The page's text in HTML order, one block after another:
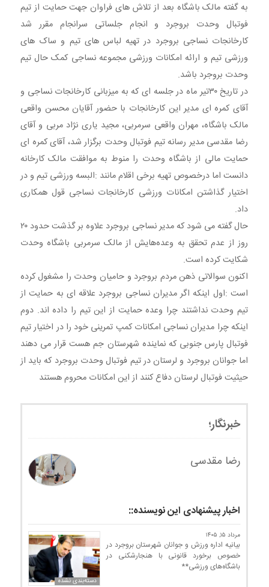
به گفته مالک باشگاه بعد از تلاش های فراوان جهت حمایت از تیم
فوتبال وحدت بروجرد و انجام جلساتی سرانجام مقرر شد
کارخانجات نساجی بروجرد در تهیه لباس های تیم و ساک های
ورزشی تیم و ارائه امکانات ورزشی مجموعه نساجی کمک حال تیم
وحدت بروجرد باشد.
در تاریخ ۳۰تیر ماه در جلسه ای که به میزبانی کارخانجات نساجی و
آقای کمره ای مدیر این کارخانجات با حضور آقایان محسن واقعی
مالک باشگاه، مهران واقعی سرمربی، مجید یاری نژاد مربی و آقای
رضا مقدسی مدیر رسانه تیم فوتبال وحدت برگزار شد، آقای کمره ای
حمایت مالی از باشگاه وحدت را منوط به موافقت مالک کارخانه
دانست اما درخصوص تهیه برخی اقلام مانند :البسه ورزشی تیم و در
اختیار گذاشتن امکانات ورزشی کارخانجات نساجی قول همکاری
داد.
حال گفته می شود که مدیر نساجی بروجرد علاوه بر گذشت حدود ۲۰
روز از عدم تحقق به وعده‌هایش از مالک سرمربی باشگاه وحدت
شکایت کرده است.
اکنون سوالاتی ذهن مردم بروجرد و حامیان وحدت را مشغول کرده
است :اول اینکه اگر مدیران نساجی بروجرد علاقه ای به حمایت از
تیم وحدت نداشتند چرا وعده حمایت از این تیم را داده اند. دوم
اینکه چرا مدیران نساجی امکانات کمپ تمرینی خود را در اختیار تیم
فوتبال پارس جنوبی که نماینده شهرستان جم هست قرار می دهند
اما جوانان بروجرد و لرستان در تیم فوتبال وحدت بروجرد که باید از
حیثیت فوتبال لرستان دفاع کنند از این امکانات محروم هستند
خبرنگار؛
رضا مقدسی
اخبار پیشنهادی این نویسنده::
دسته‌بندی نشده
مرداد ۱۵, ۱۴۰۵
بیانیه اداره ورزش و جوانان شهرستان بروجرد در
خصوص برخورد قانونی با هنجارشکنی در
باشگاه‌های ورزشی**